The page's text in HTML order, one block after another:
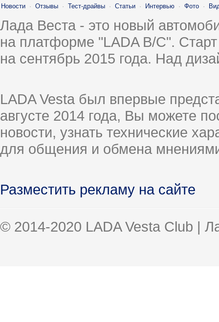
Новости · Отзывы · Тест-драйвы · Статьи · Интервью · Фото ·
Лада Веста - это новый
на платформе "LADA B/C".
на сентябрь 2015 года. Над
LADA Vesta был впервые
августе 2014 года, Вы можете
новости, узнать технические
для общения и обмена
Разместить рекламу на сайте
© 2014-2020 LADA Vesta Club |